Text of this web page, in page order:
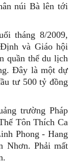
núi Bà lên tới
tháng 8/2009,
và Giáo hội
quần thể du lịch
Đây là một dự
tư 500 tỷ đồng
trường Pháp
Tôn Thích Ca
Phong - Hang
Nhơn. Phải mất